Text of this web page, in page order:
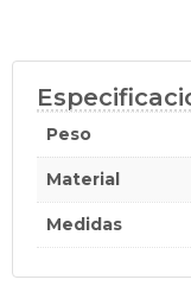
Peso
Material
Medidas